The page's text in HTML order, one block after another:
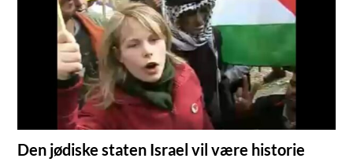
Den jødiske staten Israel vil være historie